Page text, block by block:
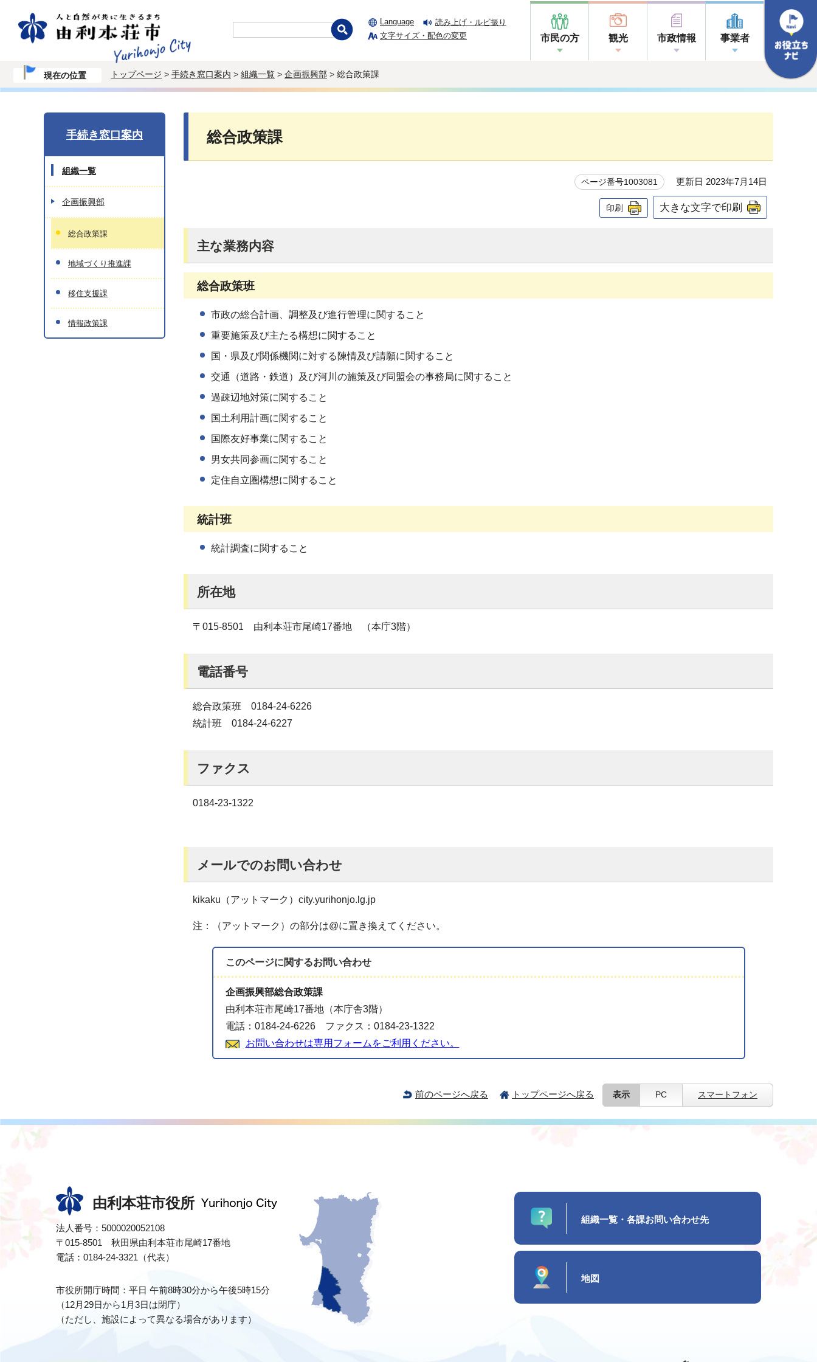
Language
読み上げ・ルビ振り
文字サイズ・配色の変更
市民の方 観光 市政情報 事業者
現在の位置 トップページ > 手続き窓口案内 > 組織一覧 > 企画振興部 > 総合政策課
総合政策課
ページ番号1003081 更新日 2023年7月14日
印刷 大きな文字で印刷
主な業務内容
総合政策班
市政の総合計画、調整及び進行管理に関すること
重要施策及び主たる構想に関すること
国・県及び関係機関に対する陳情及び請願に関すること
交通（道路・鉄道）及び河川の施策及び同盟会の事務局に関すること
過疎辺地対策に関すること
国土利用計画に関すること
国際友好事業に関すること
男女共同参画に関すること
定住自立圏構想に関すること
統計班
統計調査に関すること
所在地
〒015-8501 由利本荘市尾崎17番地 （本庁3階）
電話番号
総合政策班 0184-24-6226
統計班 0184-24-6227
ファクス
0184‐23‐1322
メールでのお問い合わせ
kikaku（アットマーク）city.yurihonjo.lg.jp
注：（アットマーク）の部分は@に置き換えてください。
このページに関するお問い合わせ
企画振興部総合政策課
由利本荘市尾崎17番地（本庁舎3階）
電話：0184-24-6226 ファクス：0184-23-1322
お問い合わせは専用フォームをご利用ください。
手続き窓口案内
組織一覧
企画振興部
総合政策課
地域づくり推進課
移住支援課
情報政策課
前のページへ戻る トップページへ戻る 表示 PC スマートフォン
由利本荘市役所
法人番号：5000020052108
〒015-8501 秋田県由利本荘市尾崎17番地
電話：0184-24-3321（代表）
市役所開庁時間：平日 午前8時30分から午後5時15分
（12月29日から1月3日は閉庁）
（ただし、施設によって異なる場合があります）
組織一覧・各課お問い合わせ先
地図